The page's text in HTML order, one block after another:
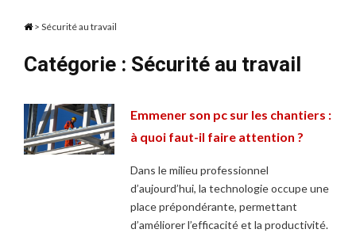
> Sécurité au travail
Catégorie : Sécurité au travail
Emmener son pc sur les chantiers :
à quoi faut-il faire attention ?
Dans le milieu professionnel
d’aujourd’hui, la technologie occupe une
place prépondérante, permettant
d’améliorer l’efficacité et la productivité.